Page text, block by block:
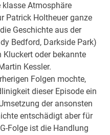
Atmosphäre
Patrick Holtheuer ganze
Geschichte aus der
Bedford, Darkside Park)
oder bekannte
Kessler.
Folgen mochte,
dieser Episode ein
der ansonsten
entschädigt aber für
Folge ist die Handlung